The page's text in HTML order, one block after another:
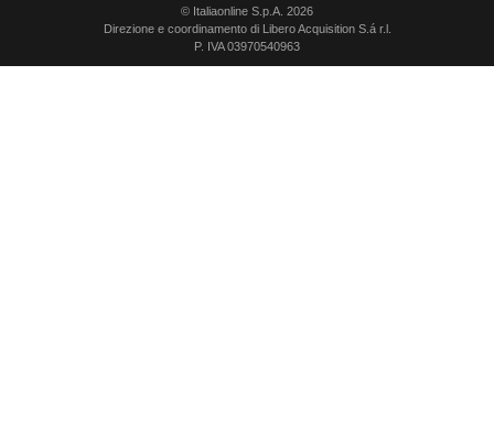
© Italiaonline S.p.A. 2026
Direzione e coordinamento di Libero Acquisition S.á r.l.
P. IVA 03970540963